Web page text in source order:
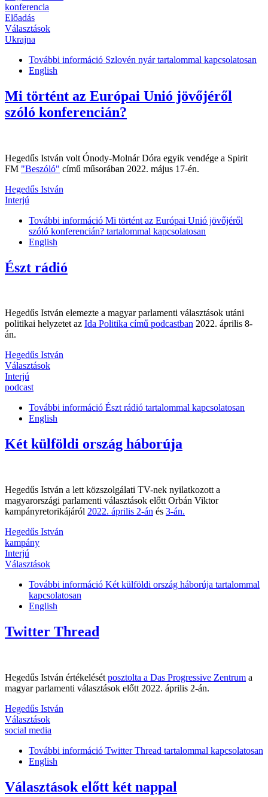
konferencia
Előadás
Választások
Ukrajna
További információ Szlovén nyár tartalommal kapcsolatosan
English
Mi történt az Európai Unió jövőjéről
szóló konferencián?
Hegedűs István volt Ónody-Molnár Dóra egyik vendége a Spirit
FM "Beszóló" című műsorában 2022. május 17-én.
Hegedűs István
Interjú
További információ Mi történt az Európai Unió jövőjéről
szóló konferencián? tartalommal kapcsolatosan
English
Észt rádió
Hegedűs István elemezte a magyar parlamenti választások utáni
politikai helyzetet az Ida Politika című podcastban 2022. április 8-
án.
Hegedűs István
Választások
Interjú
podcast
További információ Észt rádió tartalommal kapcsolatosan
English
Két külföldi ország háborúja
Hegedűs István a lett közszolgálati TV-nek nyilatkozott a
magyarországi parlamenti választások előtt Orbán Viktor
kampányretorikájáról 2022. április 2-án és 3-án.
Hegedűs István
kampány
Interjú
Választások
További információ Két külföldi ország háborúja tartalommal
kapcsolatosan
English
Twitter Thread
Hegedűs István értékelését posztolta a Das Progressive Zentrum a
magyar parlamenti választások előtt 2022. április 2-án.
Hegedűs István
Választások
social media
További információ Twitter Thread tartalommal kapcsolatosan
English
Választások előtt két nappal